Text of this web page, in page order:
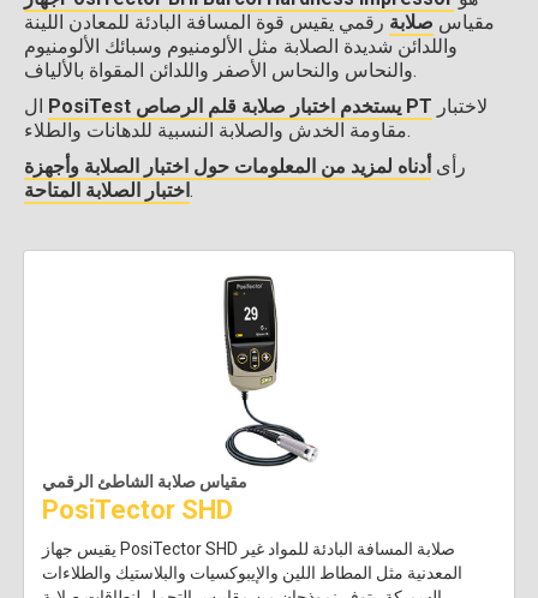
مقياس صلابة رقمي يقيس قوة المسافة البادئة للمعادن اللينة
واللدائن شديدة الصلابة مثل الألومنيوم وسبائك الألومنيوم
والنحاس والنحاس الأصفر واللدائن المقواة بالألياف.
PosiTest يستخدم اختبار صلابة قلم الرصاص PT
مقاومة الخدش والصلابة النسبية للدهانات والطلاء.
رأى أدناه لمزيد من المعلومات حول اختبار الصلابة وأجهزة
اختبار الصلابة المتاحة.
مقياس صلابة الشاطئ الرقمي
PosiTector SHD
يقيس جهاز PosiTector SHD صلابة المسافة البادئة للمواد غير
المعدنية مثل المطاط اللين والإيبوكسيات والبلاستيك والطلاءات